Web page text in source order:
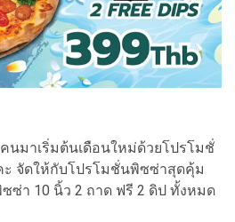
นมาเริ่มต้นเดือนใหม่ด้วยโปรโมชั่
จัดให้กับโปรโมชั่นพิซซ่าสุดคุ้ม
ซ่า 10 นิ้ว 2 ถาด ฟรี 2 ดิป ทั้งหมด